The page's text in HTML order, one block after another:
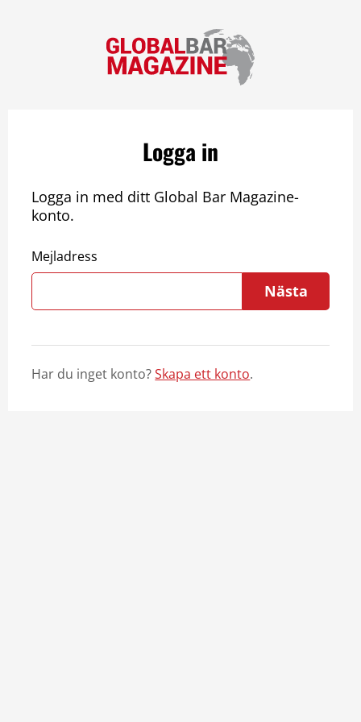
Logga in
Logga in med ditt Global Bar Magazine-
konto.
Mejladress
Nästa
Har du inget konto?Skapa ett konto.